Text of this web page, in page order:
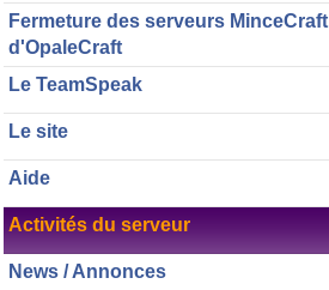
Fermeture des serveurs MinceCraft
d'OpaleCraft
Le TeamSpeak
Le site
Aide
Activités du serveur
News / Annonces